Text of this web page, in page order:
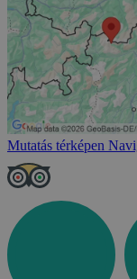
Mutatás térképen